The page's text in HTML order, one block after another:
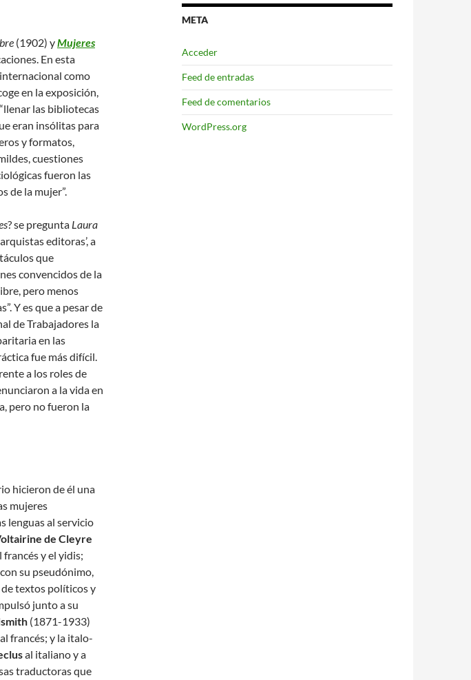
(1902) yMujeres
En esta
como
en la exposición,
las bibliotecas
eran insólitas para
y formatos,
cuestiones
fueron las
de la mujer”.
? se pregunta Laura
editoras’, a
que
convencidos de la
pero menos
Y es que a pesar de
de Trabajadores la
en las
fue más difícil.
a los roles de
a la vida en
pero no fueron la
hicieron de él una
mujeres
lenguas al servicio
de Cleyre
y el yidis;
su pseudónimo,
textos políticos y
junto a su
(1871-1933)
al francés; y la italo-
al italiano y a
traductoras que
META
Acceder
Feed de entradas
Feed de comentarios
WordPress.org